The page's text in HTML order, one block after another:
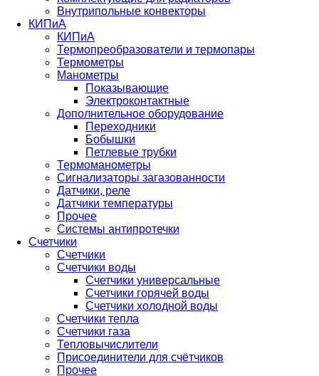
Внутрипольные конвекторы
КИПиА
КИПиА
Термопреобразователи и термопары
Термометры
Манометры
Показывающие
Электроконтактные
Дополнительное оборудование
Переходники
Бобышки
Петлевые трубки
Термоманометры
Сигнализаторы загазованности
Датчики, реле
Датчики температуры
Прочее
Системы антипротечки
Счетчики
Счетчики
Счетчики воды
Счетчики универсальные
Счетчики горячей воды
Счетчики холодной воды
Счетчики тепла
Счетчики газа
Тепловычислители
Присоединители для счётчиков
Прочее